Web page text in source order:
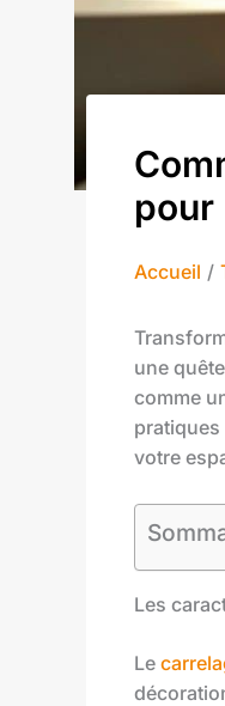
pour
Accueil
une
comme
votre
Les
Le